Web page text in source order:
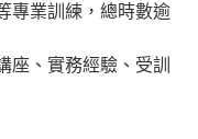
專業訓練，總時數逾
座、實務經驗、受訓